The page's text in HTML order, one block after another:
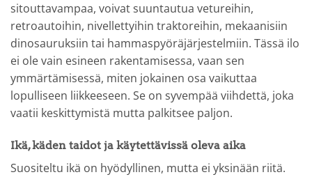
sitouttavampaa, voivat suuntautua vetureihin,
retroautoihin, nivellettyihin traktoreihin, mekaanisiin
dinosauruksiin tai hammaspyöräjärjestelmiin. Tässä ilo
ei ole vain esineen rakentamisessa, vaan sen
ymmärtämisessä, miten jokainen osa vaikuttaa
lopulliseen liikkeeseen. Se on syvempää viihdettä, joka
vaatii keskittymistä mutta palkitsee paljon.
Ikä, käden taidot ja käytettävissä oleva aika
Suositeltu ikä on hyödyllinen, mutta ei yksinään riitä.